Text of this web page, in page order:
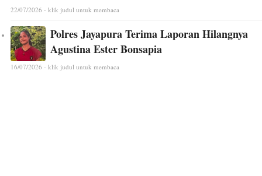
22/07/2026 - klik judul untuk membaca
Polres Jayapura Terima Laporan Hilangnya
Agustina Ester Bonsapia
16/07/2026 - klik judul untuk membaca